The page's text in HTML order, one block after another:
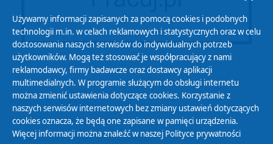
Polityka Prywatności
Zasady korzystania z Serwisu
Organizacje Pożytku Publicznego
Używamy informacji zapisanych za pomocą cookies i podobnych
technologii m.in. w celach reklamowych i statystycznych oraz w celu
dostosowania naszych serwisów do indywidualnych potrzeb
użytkowników. Mogą też stosować je współpracujący z nami
reklamodawcy, firmy badawcze oraz dostawcy aplikacji
multimedialnych. W programie służącym do obsługi internetu
można zmienić ustawienia dotyczące cookies. Korzystanie z
naszych serwisów internetowych bez zmiany ustawień dotyczących
cookies oznacza, że będą one zapisane w pamięci urządzenia.
Więcej informacji można znaleźć w naszej Polityce prywatności